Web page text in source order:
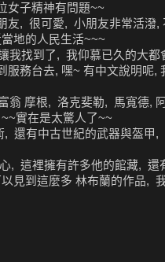
女子精神有問題~~
友, 很可愛, 小朋友非常活潑,
地的人民生活~~~
找到了, 我仰慕已久的大都
務台去, 嘿~ 有中文說明呢,
翁 摩根, 洛克斐勒, 馬寬德,
實在是太驚人了~~
, 還有中古世紀的武器與盔甲,
, 這裡擁有許多他的館藏, 還
見到這麼多 林布蘭的作品,